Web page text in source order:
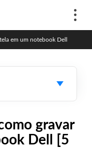
em um notebook Dell
gravar
Dell [5